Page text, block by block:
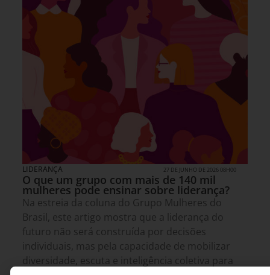
LIDERANÇA 27 DE JUNHO DE 2026 08H00
O que um grupo com mais de 140 mil
mulheres pode ensinar sobre liderança?
Na estreia da coluna do Grupo Mulheres do
Brasil, este artigo mostra que a liderança do
futuro não será construída por decisões
individuais, mas pela capacidade de mobilizar
diversidade, escuta e inteligência coletiva para